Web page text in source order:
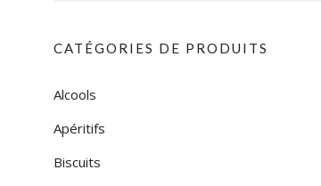
VINI DELL’ABRUZZO
VINI DELLA CALABRIA
VINI DELLA CAMPAGNIA
VINI DELLA PUGLIA
CATÉGORIES DE PRODUITS
Alcools
Apéritifs
Biscuits